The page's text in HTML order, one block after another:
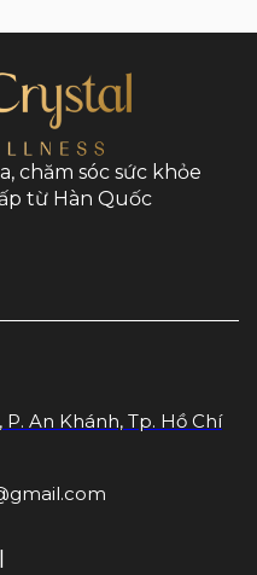
chăm sóc sức khỏe
từ Hàn Quốc
P. An Khánh, Tp. Hồ Chí